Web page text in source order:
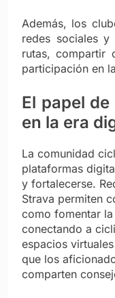
Además, los
redes sociales y
rutas, compartir
participación en
El papel
en la era
La comunidad
plataformas
y fortalecerse.
Strava permiten
como fomentar
conectando a
espacios
que los
comparten